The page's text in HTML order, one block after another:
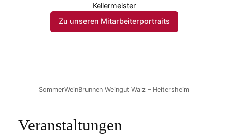
Kellermeister
Zu unseren Mitarbeiterportraits
SommerWeinBrunnen Weingut Walz – Heitersheim
Veranstaltungen